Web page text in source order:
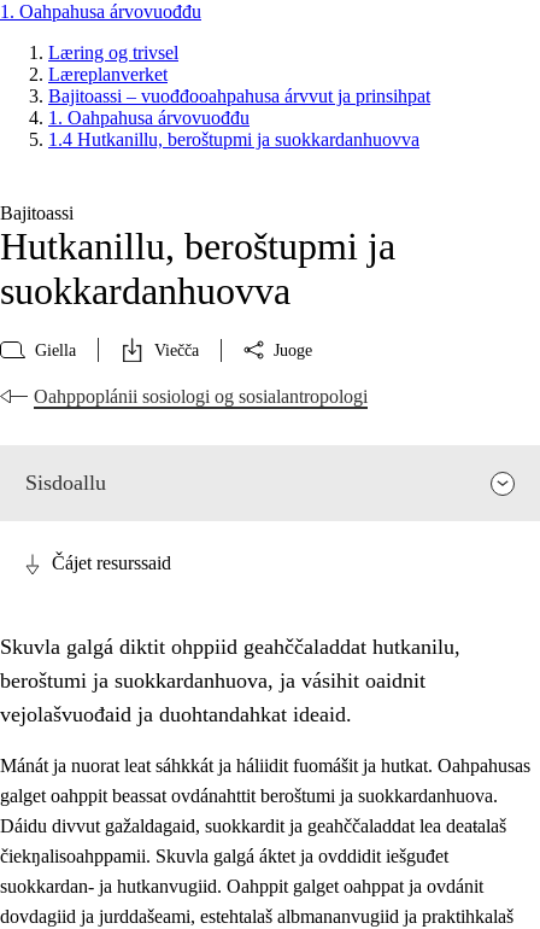
1. Oahpahusa árvovuođđu
Læring og trivsel
Læreplanverket
Bajitoassi – vuođđooahpahusa árvvut ja prinsihpat
1. Oahpahusa árvovuođđu
1.4 Hutkanillu, beroštupmi ja suokkardanhuovva
Bajitoassi
Hutkanillu, beroštupmi ja
suokkardanhuovva
Giella Viečča Juoge
Oahppoplánii sosiologi og sosialantropologi
Sisdoallu
1. Oahpahusa árvovuođđu
1.1 Olmmošárvu
1.2 Identitehta ja kultuvrralaš girjáivuohta
Čájet resurssaid
Skuvla galgá diktit ohppiid geahččaladdat hutkanilu,
beroštumi ja suokkardanhuova, ja vásihit oaidnit
vejolašvuođaid ja duohtandahkat ideaid.
Mánát ja nuorat leat sáhkkát ja háliidit fuomášit ja hutkat. Oahpahusas
galget oahppit beassat ovdánahttit beroštumi ja suokkardanhuova.
Dáidu divvut gažaldagaid, suokkardit ja geahččaladdat lea deaŧalaš
čiekŋalisoahppamii. Skuvla galgá áktet ja ovddidit iešguđet
suokkardan- ja hutkanvugiid. Oahppit galget oahppat ja ovdánit
dovdagiid ja jurddašeami, estehtalaš albmananvugiid ja praktihkalaš